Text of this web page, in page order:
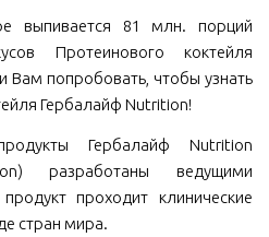
выпивается 81 млн. порций
Протеинового коктейля
Вам попробовать, чтобы узнать
Гербалайф Nutrition!
Гербалайф Nutrition
разработаны ведущими
проходит клинические
стран мира.